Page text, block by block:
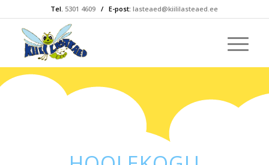
Tel. 5301 4609 / E-post:lasteaed@kiililasteaed.ee